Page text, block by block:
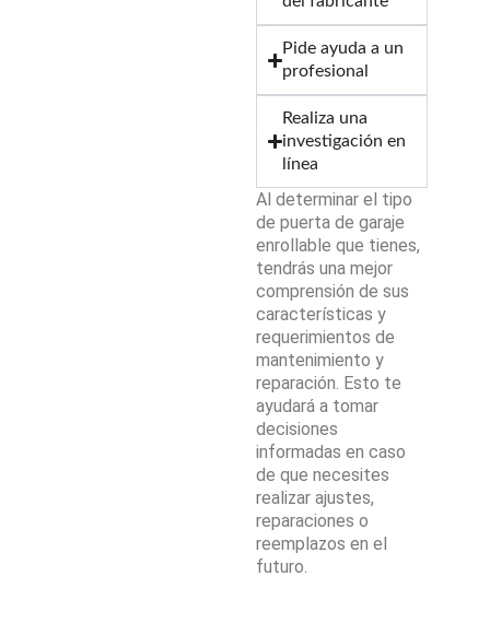
Pide ayuda a un
profesional
Realiza una
investigación en
línea
Al determinar el tipo
de puerta de garaje
enrollable que tienes,
tendrás una mejor
comprensión de sus
características y
requerimientos de
mantenimiento y
reparación. Esto te
ayudará a tomar
decisiones
informadas en caso
de que necesites
realizar ajustes,
reparaciones o
reemplazos en el
futuro.